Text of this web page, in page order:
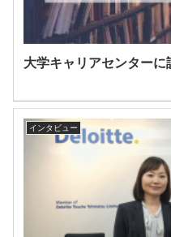
大学キャリアセンター
インタビュー